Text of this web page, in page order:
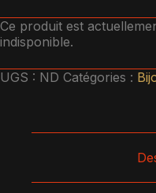
Ce produit est
indisponible.
UGS : ND Catégories :